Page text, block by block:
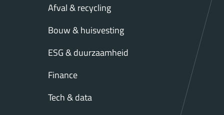
Afval & recycling
Bouw & huisvesting
ESG & duurzaamheid
Finance
Tech & data